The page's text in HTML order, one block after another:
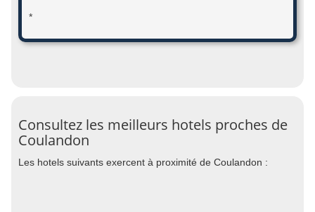
*
Consultez les meilleurs hotels proches de
Coulandon
Les hotels suivants exercent à proximité de Coulandon :